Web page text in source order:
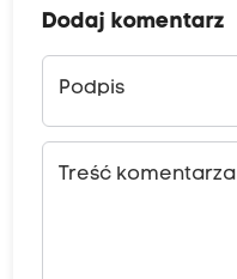
Dodaj komentarz
Podpis
Treść komentarza